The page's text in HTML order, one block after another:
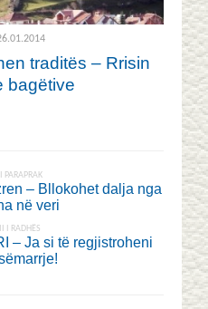
traditës – Rrisin
bagëtive
PARAPRAK
– Bllokohet dalja nga
në veri
I RADHËS
– Ja si të regjistroheni